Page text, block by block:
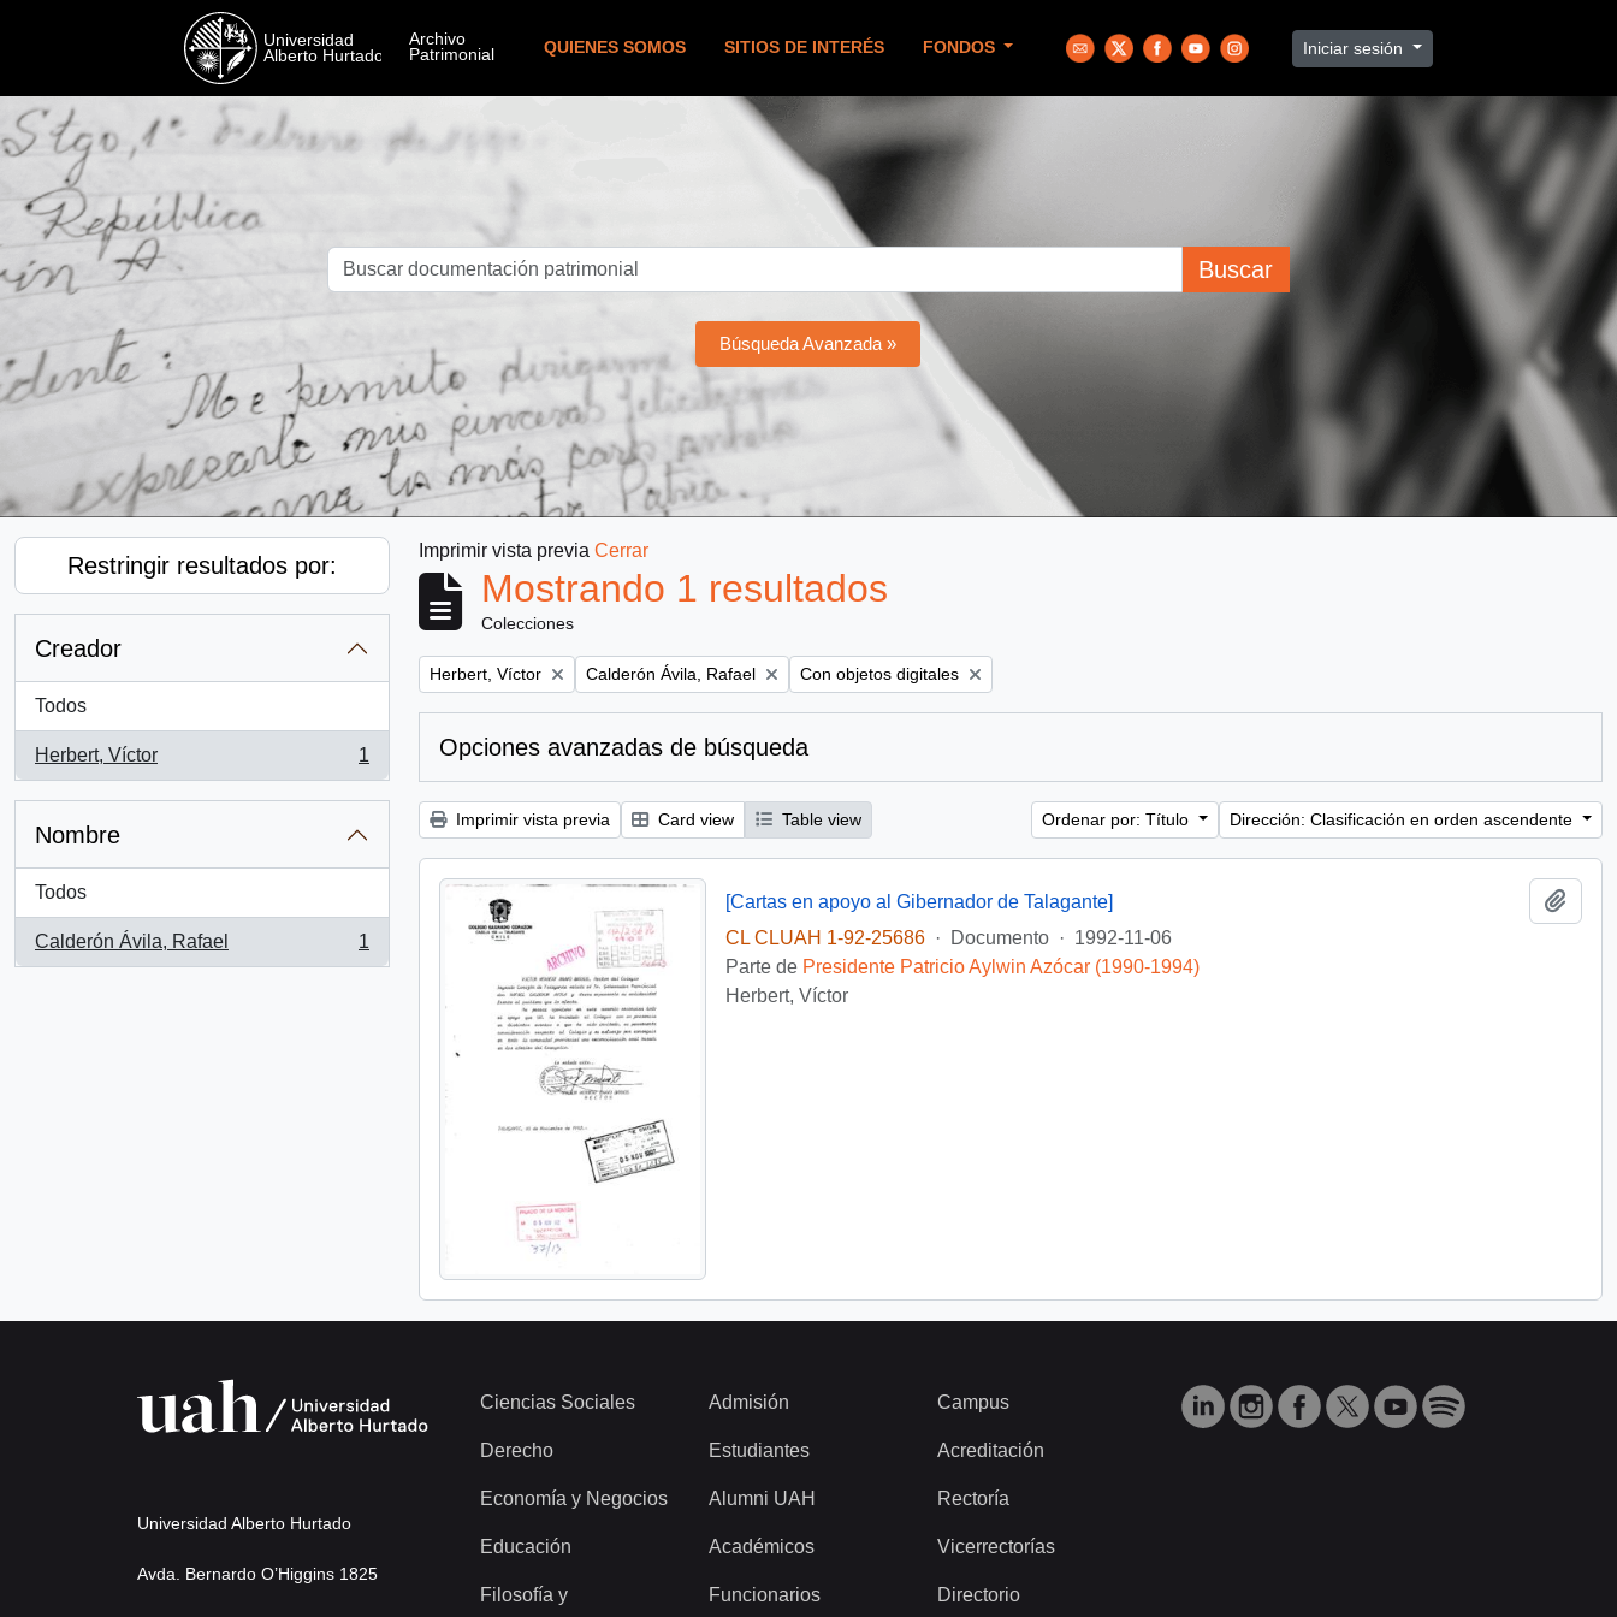
QUIENES SOMOS SITIOS DE INTERÉS FONDOS Iniciar sesión
Buscar
Búsqueda Avanzada »
Restringir resultados por:
Creador
Todos
Herbert, Víctor
, 1 resultados
1
Nombre
Todos
Calderón Ávila, Rafael
, 1 resultados
1
Imprimir vista previa Cerrar
Mostrando 1 resultados
Colecciones
Remove filter:
Herbert, Víctor Remove filter:
Calderón Ávila, Rafael Remove filter:
Con objetos digitales
Opciones avanzadas de búsqueda
Imprimir vista previa Card view Table view Ordenar por: Título Dirección: Clasificación en orden ascendente
[Cartas en apoyo al Gibernador de Talagante]
CL CLUAH 1-92-25686
· Documento · 1992-11-06
Parte de Presidente Patricio Aylwin Azócar (1990-1994)
Herbert, Víctor
Universidad Alberto Hurtado
Avda. Bernardo O’Higgins 1825
Ciencias Sociales
Derecho
Economía y Negocios
Educación
Filosofía y
Admisión
Estudiantes
Alumni UAH
Académicos
Funcionarios
Campus
Acreditación
Rectoría
Vicerrectorías
Directorio